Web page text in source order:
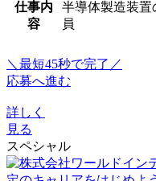
仕事内
容
半導体製造装置
員
＼最短45秒で完了／
応募へ進む
詳しく
見る
スペシャル